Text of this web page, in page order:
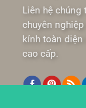
Liên hệ chúng
chuyên
kính toàn diện
cao cấp.